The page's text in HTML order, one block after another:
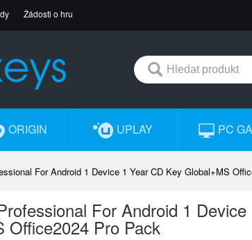
Žádosti o hru
ORIGIN UPLAY PC
For Android 1 Device 1 Year CD Key Global+MS
For Android 1
Office2024 Pro Pack